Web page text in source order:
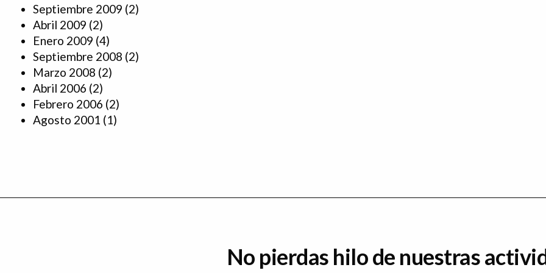
Septiembre 2009 (2)
Abril 2009 (2)
Enero 2009 (4)
Septiembre 2008 (2)
Marzo 2008 (2)
Abril 2006 (2)
Febrero 2006 (2)
Agosto 2001 (1)
No pierdas hilo de nuestras